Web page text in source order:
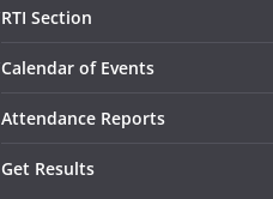
RTI Section
Calendar of Events
Attendance Reports
Get Results